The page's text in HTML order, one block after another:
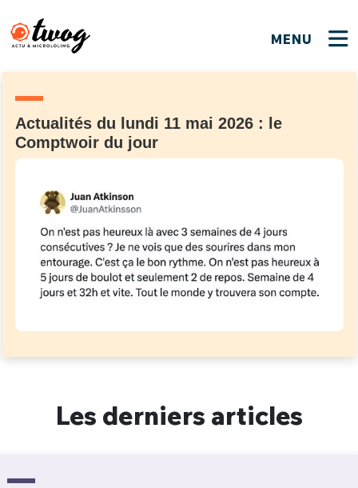
MENU
Actualités du lundi 11 mai 2026 : le
Comptwoir du jour
Les derniers articles
Bienvenue !
JE M'INSCRIS
PSEUDO*
EMAIL*
PASSWORD*
Connexion
PSEUDO
MOT DE PASSE Mot de passe perdu ?
CONNEXION
FERMER
Que souhaitez-vous proposer ?
Quelques tweets
C'EST PARTI
Ma propre sélection